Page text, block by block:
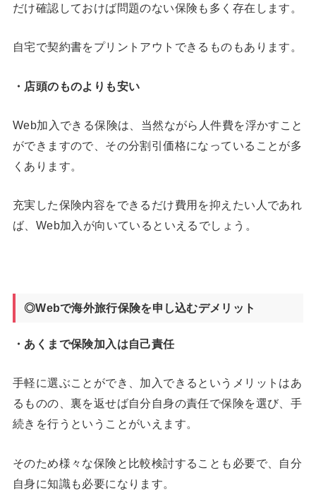
だけ確認しておけば問題のない保険も多く存在します。
自宅で契約書をプリントアウトできるものもあります。
・店頭のものよりも安い
Web加入できる保険は、当然ながら人件費を浮かすこと
ができますので、その分割引価格になっていることが多
くあります。
充実した保険内容をできるだけ費用を抑えたい人であれ
ば、Web加入が向いているといえるでしょう。
◎Webで海外旅行保険を申し込むデメリット
・あくまで保険加入は自己責任
手軽に選ぶことができ、加入できるというメリットはあ
るものの、裏を返せば自分自身の責任で保険を選び、手
続きを行うということがいえます。
そのため様々な保険と比較検討することも必要で、自分
自身に知識も必要になります。